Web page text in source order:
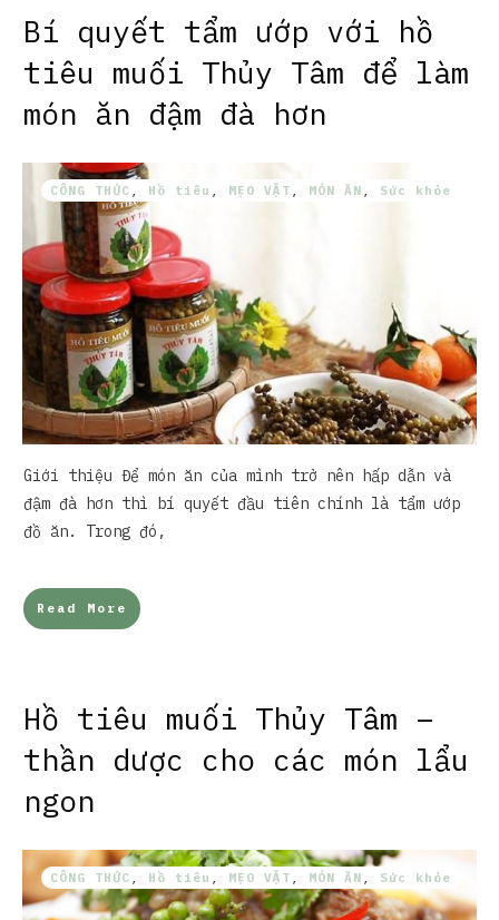
Bí quyết tẩm ướp với hồ
tiêu muối Thủy Tâm để làm
món ăn đậm đà hơn
CÔNG THỨC Hồ tiêu MẸO VẶT MÓN ĂN Sức khỏe
Giới thiệu Để món ăn của mình trở nên hấp dẫn và
đậm đà hơn thì bí quyết đầu tiên chính là tẩm ướp
đồ ăn. Trong đó,
Read More
Hồ tiêu muối Thủy Tâm –
thần dược cho các món lẩu
ngon
CÔNG THỨC Hồ tiêu MẸO VẶT MÓN ĂN Sức khỏe